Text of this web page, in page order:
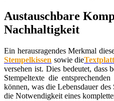
Austauschbare
Nachhaltigkeit
Ein herausragendes Merkmal
Stempelkissen sowie die
versehen ist. Dies bedeutet,
Stempeltexte die
können, was die Lebensdauer
die Notwendigkeit eines